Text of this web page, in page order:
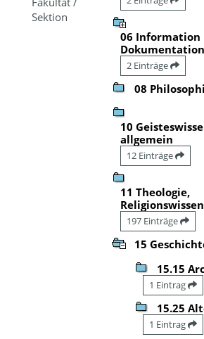
Sektion
06 Information
Dokumentation
2 Einträge
08
10
allgemein
12 Einträge
11 Theologie,
197 Einträge
15
15.15
1 Eintrag
15.25
1 Eintrag